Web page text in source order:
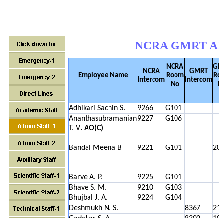
NCRA GMRT
Employee Name
NCRA
Intercom
NCRA
Room
No
GMRT
Intercom
Adhikari Sachin S. 9266
G101
Ananthasubramanian
T. V. AO(C)
9227 G106
Bandal Meena B 9221 G101
Barve A. P. 9225
G101
Bhave S. M.
9210
G103
Bhujbal J. A.
9224
G104
Deshmukh N. S.
8367